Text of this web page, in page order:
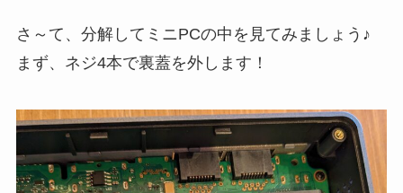
さ～て、分解してミニPCの中を見てみましょう♪
まず、ネジ4本で裏蓋を外します！